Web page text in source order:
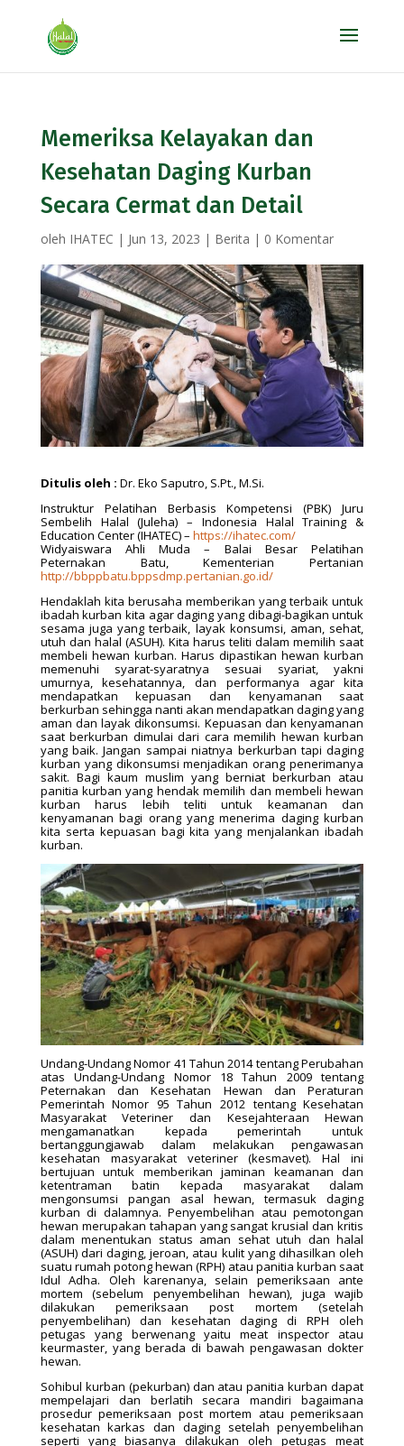
Memeriksa Kelayakan dan
Kesehatan Daging Kurban
Secara Cermat dan Detail
oleh IHATEC | Jun 13, 2023 | Berita | 0 Komentar
Ditulis oleh : Dr. Eko Saputro, S.Pt., M.Si.
Instruktur Pelatihan Berbasis Kompetensi (PBK) Juru
Sembelih Halal (Juleha) – Indonesia Halal Training &
Education Center (IHATEC) – https://ihatec.com/
Widyaiswara Ahli Muda – Balai Besar Pelatihan
Peternakan Batu, Kementerian Pertanian
http://bbppbatu.bppsdmp.pertanian.go.id/
Hendaklah kita berusaha memberikan yang terbaik untuk
ibadah kurban kita agar daging yang dibagi-bagikan untuk
sesama juga yang terbaik, layak konsumsi, aman, sehat,
utuh dan halal (ASUH). Kita harus teliti dalam memilih saat
membeli hewan kurban. Harus dipastikan hewan kurban
memenuhi syarat-syaratnya sesuai syariat, yakni
umurnya, kesehatannya, dan performanya agar kita
mendapatkan kepuasan dan kenyamanan saat
berkurban sehingga nanti akan mendapatkan daging yang
aman dan layak dikonsumsi. Kepuasan dan kenyamanan
saat berkurban dimulai dari cara memilih hewan kurban
yang baik. Jangan sampai niatnya berkurban tapi daging
kurban yang dikonsumsi menjadikan orang penerimanya
sakit. Bagi kaum muslim yang berniat berkurban atau
panitia kurban yang hendak memilih dan membeli hewan
kurban harus lebih teliti untuk keamanan dan
kenyamanan bagi orang yang menerima daging kurban
kita serta kepuasan bagi kita yang menjalankan ibadah
kurban.
Undang-Undang Nomor 41 Tahun 2014 tentang Perubahan
atas Undang-Undang Nomor 18 Tahun 2009 tentang
Peternakan dan Kesehatan Hewan dan Peraturan
Pemerintah Nomor 95 Tahun 2012 tentang Kesehatan
Masyarakat Veteriner dan Kesejahteraan Hewan
mengamanatkan kepada pemerintah untuk
bertanggungjawab dalam melakukan pengawasan
kesehatan masyarakat veteriner (kesmavet). Hal ini
bertujuan untuk memberikan jaminan keamanan dan
ketentraman batin kepada masyarakat dalam
mengonsumsi pangan asal hewan, termasuk daging
kurban di dalamnya. Penyembelihan atau pemotongan
hewan merupakan tahapan yang sangat krusial dan kritis
dalam menentukan status aman sehat utuh dan halal
(ASUH) dari daging, jeroan, atau kulit yang dihasilkan oleh
suatu rumah potong hewan (RPH) atau panitia kurban saat
Idul Adha. Oleh karenanya, selain pemeriksaan ante
mortem (sebelum penyembelihan hewan), juga wajib
dilakukan pemeriksaan post mortem (setelah
penyembelihan) dan kesehatan daging di RPH oleh
petugas yang berwenang yaitu meat inspector atau
keurmaster, yang berada di bawah pengawasan dokter
hewan.
Sohibul kurban (pekurban) dan atau panitia kurban dapat
mempelajari dan berlatih secara mandiri bagaimana
prosedur pemeriksaan post mortem atau pemeriksaan
kesehatan karkas dan daging setelah penyembelihan
seperti yang biasanya dilakukan oleh petugas meat